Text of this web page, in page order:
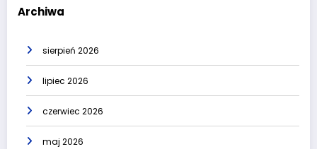
Archiwa
sierpień 2026
lipiec 2026
czerwiec 2026
maj 2026